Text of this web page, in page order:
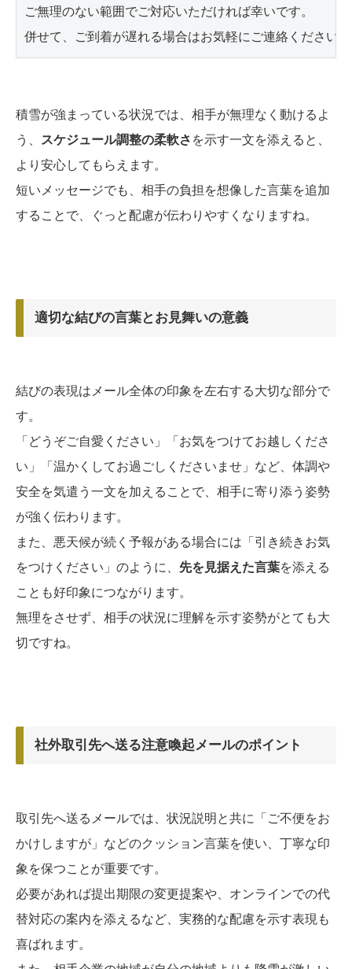
ご無理のない範囲でご対応いただければ幸いです。
積雪が強まっている状況では、相手が無理なく動けるよ
う、
スケジュール調整の柔軟さ を示す一文を添えると、
より安心してもらえます。
短いメッセージでも、相手の負担を想像した言葉を追加
することで、ぐっと配慮が伝わりやすくなりますね。
適切な結びの言葉とお見舞いの意義
結びの表現はメール全体の印象を左右する大切な部分で
す。
「どうぞご自愛ください」「お気をつけてお越しくださ
い」「温かくしてお過ごしくださいませ」など、体調や
安全を気遣う一文を加えることで、相手に寄り添う姿勢
が強く伝わります。
また、悪天候が続く予報がある場合には「引き続きお気
をつけください」のように、 先を見据えた言葉を添える
ことも好印象につながります。
無理をさせず、相手の状況に理解を示す姿勢がとても大
切ですね。
社外取引先へ送る注意喚起メールのポイント
取引先へ送るメールでは、状況説明と共に「ご不便をお
かけしますが」などのクッション言葉を使い、丁寧な印
象を保つことが重要です。
必要があれば提出期限の変更提案や、オンラインでの代
替対応の案内を添えるなど、実務的な配慮を示す表現も
喜ばれます。